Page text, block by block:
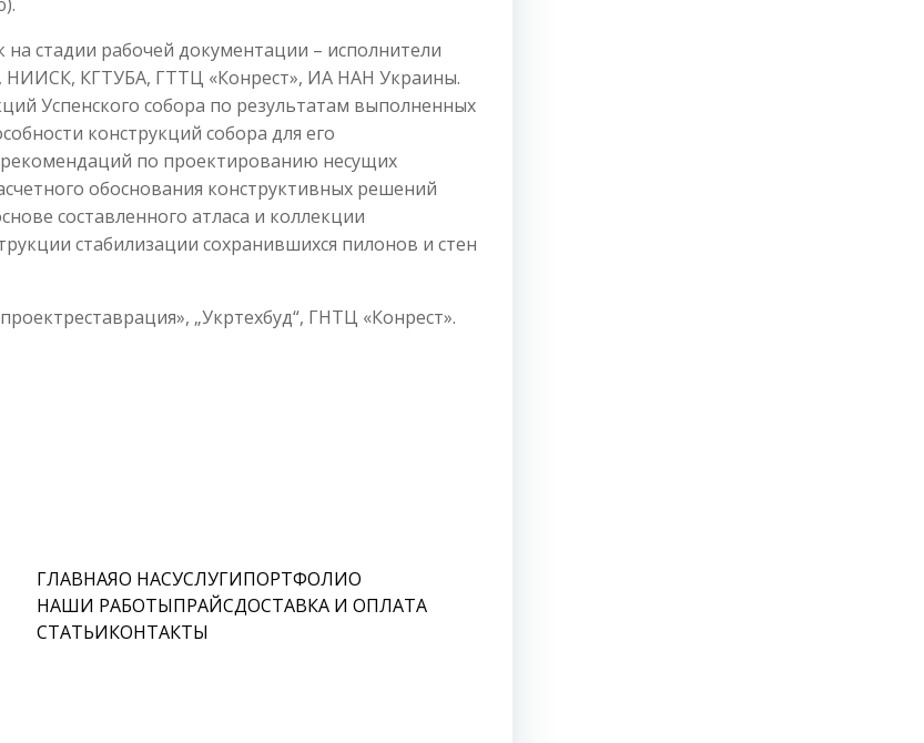
стадии рабочей документации – исполнители
НИИСК, КГТУБА, ГТТЦ «Конрест», ИА НАН Украины.
Успенского собора по результатам выполненных
конструкций собора для его
по проектированию несущих
обоснования конструктивных решений
составленного атласа и коллекции
стабилизации сохранившихся пилонов и стен
„Укртехбуд“, ГНТЦ «Конрест».
ГЛАВНАЯО НАСУСЛУГИПОРТФОЛИО
НАШИ РАБОТЫПРАЙСДОСТАВКА И ОПЛАТА
СТАТЬИКОНТАКТЫ